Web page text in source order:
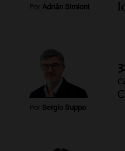
Una mañana para
Episodios
Audio.Chile
conectividad
con Jujuy
Por Adrián Simioni
Por Sergio Suppo